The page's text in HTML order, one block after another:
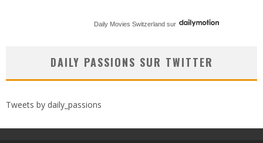
Daily Movies Switzerland sur
DAILY PASSIONS SUR TWITTER
Tweets by daily_passions